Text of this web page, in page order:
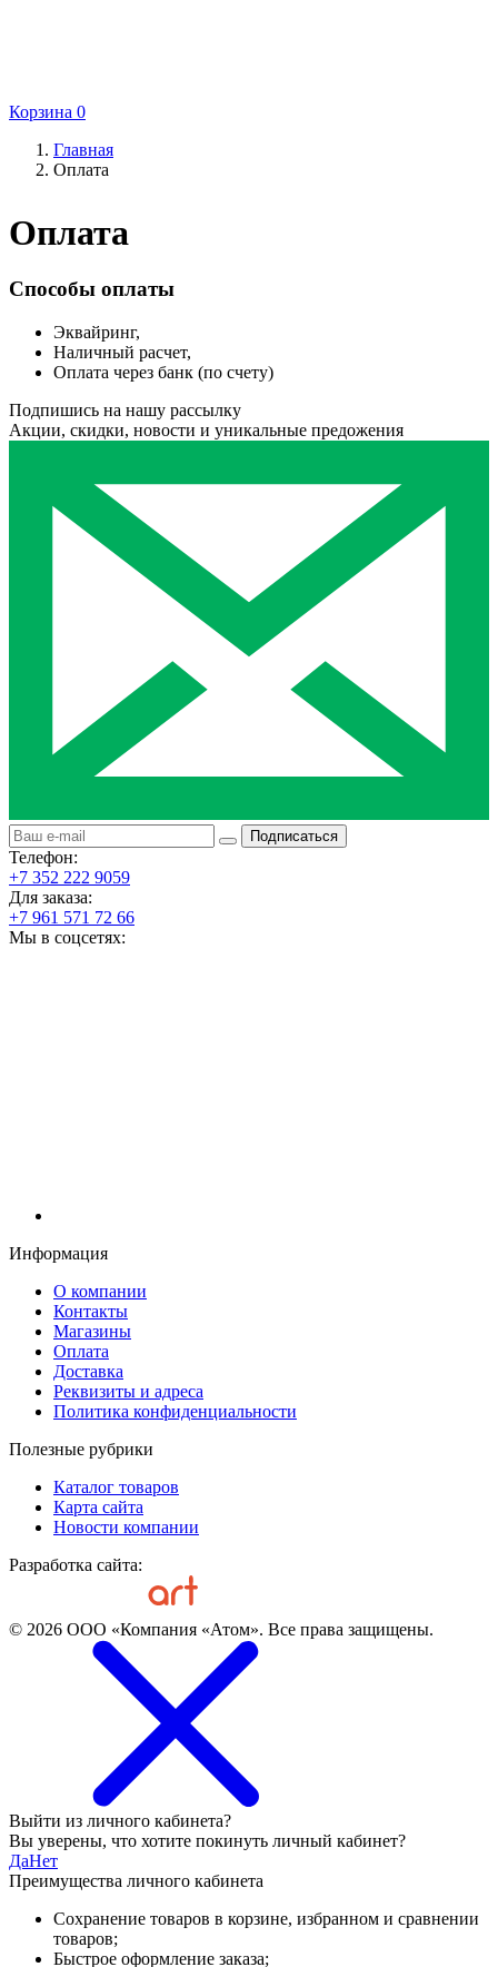
Корзина 0
Главная
Оплата
Оплата
Способы оплаты
Эквайринг,
Наличный расчет,
Оплата через банк (по счету)
Подпишись на нашу рассылку
Акции, скидки, новости и уникальные предожения
Подписаться
Телефон:
+7 352 222 9059
Для заказа:
+7 961 571 72 66
Мы в соцсетях:
Информация
О компании
Контакты
Магазины
Оплата
Доставка
Реквизиты и адреса
Политика конфиденциальности
Полезные рубрики
Каталог товаров
Карта сайта
Новости компании
Разработка сайта:
© 2026 ООО «Компания «Атом». Все права защищены.
Выйти из личного кабинета?
Вы уверены, что хотите покинуть личный кабинет?
ДаНет
Преимущества личного кабинета
Сохранение товаров в корзине, избранном и сравнении
товаров;
Быстрое оформление заказа;